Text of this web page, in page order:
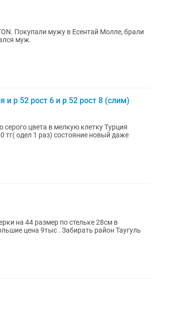
Покупали мужу в Есентай Молле, брали
муж.
р 52 рост 6 и р 52 рост 8 (слим)
цвета в мелкую клетку Турция
тг( одел 1 раз) состояние новый даже
на 44 размер по стельке 28см в
цена 9тыс . Забирать район Таугуль